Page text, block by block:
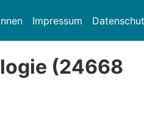
Impressum
(24668